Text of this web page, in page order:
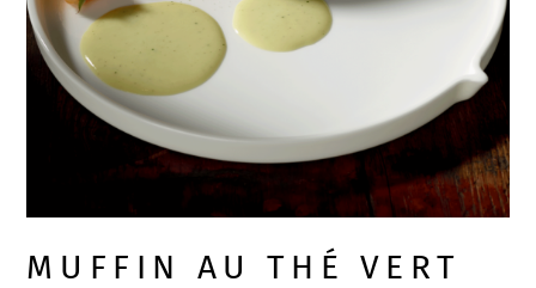
MUFFIN AU THÉ VERT